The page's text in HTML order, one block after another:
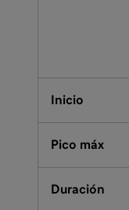
Inicio
Pico máx
Duración